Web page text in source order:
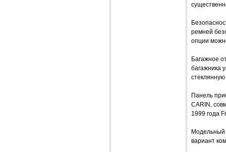
ремней
опции
Багажное
багажника
Панель
CARIN,
1999 года
Модельный
вариант